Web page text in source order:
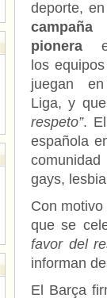
deporte,
campaña
pionera
los
juegan
Liga, y
respeto”.
española
gays,
Con motivo
que se
favor del
informan
El Barça